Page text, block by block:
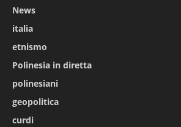
News
italia
etnismo
Polinesia in diretta
polinesiani
geopolitica
curdi